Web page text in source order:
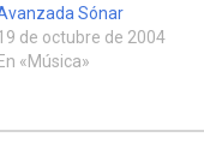
Sónar
de octubre de 2004
En «Música»